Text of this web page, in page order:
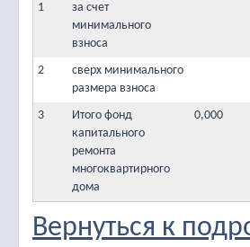
1
за счет
минимального
взноса
2
сверх минимального
размера взноса
3
Итого фонд
капитального
ремонта
многоквартирного
дома
0,000
Вернуться к